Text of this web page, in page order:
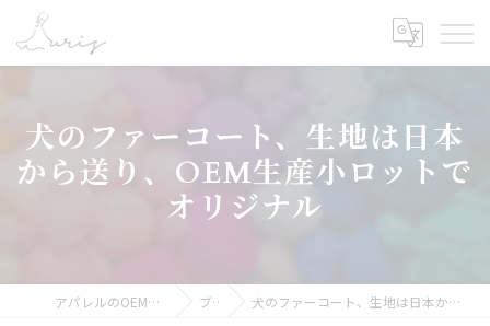
犬のファーコート、生地は日本
から送り、OEM生産小ロットで
オリジナル
アパレルのOEMなら合同会社オーリス ブログ 犬のファーコート、生地は日本から送り、OEM生産小ロットでオリジナル